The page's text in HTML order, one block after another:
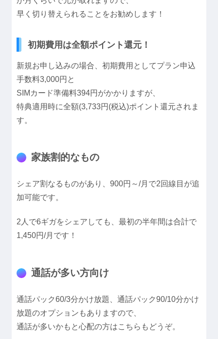
早く切り替えられることをお勧めします！
初期費用は全額ポイント還元！
新規お申し込みの場合、初期費用としてプラン申込
手数料3,000円と
SIMカード準備料394円がかかりますが、
特典適用時に全額(3,733円(税込)ポイント還元されま
す。
家族割的なもの
シェア割なるものがあり、900円～/月で2回線目が追
加可能です。
2人で6ギガをシェアしても、最初の半年間は合計で
1,450円/月です！
通話が多い方向け
通話パック60/3分かけ放題、通話パック90/10分かけ
放題のオプションもありますので、
通話が多いかもと心配の方はこちらもどうぞ。